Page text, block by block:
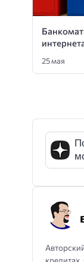
25 мая
кредитах,